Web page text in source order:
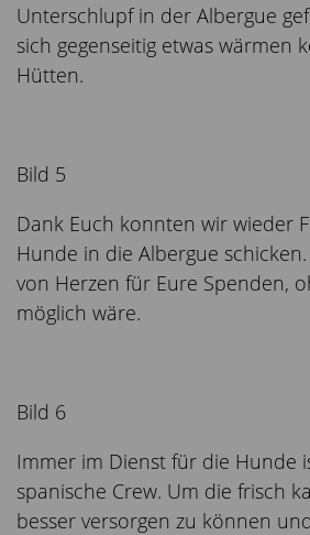
Unterschlupf in der Albergue
sich gegenseitig etwas wärmen
Hütten.
Bild 5
Dank Euch konnten wir wieder
Hunde in die Albergue
von Herzen für Eure Spenden,
möglich wäre.
Bild 6
Immer im Dienst für die Hunde
spanische Crew. Um die frisch
besser versorgen zu können